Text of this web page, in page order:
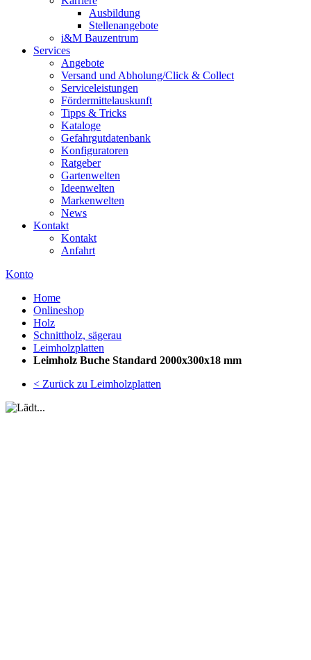
Ausbildung
Stellenangebote
i&M Bauzentrum
Services
Angebote
Versand und Abholung/Click & Collect
Serviceleistungen
Fördermittelauskunft
Tipps & Tricks
Kataloge
Gefahrgutdatenbank
Konfiguratoren
Ratgeber
Gartenwelten
Ideenwelten
Markenwelten
News
Kontakt
Kontakt
Anfahrt
Konto
Home
Onlineshop
Holz
Schnittholz, sägerau
Leimholzplatten
Leimholz Buche Standard 2000x300x18 mm
< Zurück zu Leimholzplatten